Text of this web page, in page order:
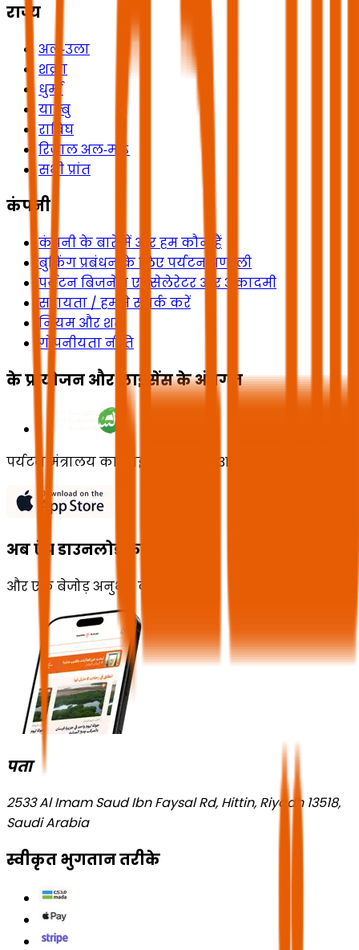
राज्य
अल‑उला
शक्रा
धुर्मा
यान्बु
राबिघ
रिजाल अल‑माऽ
सभी प्रांत
कंपनी
कंपनी के बारे में और हम कौन हैं
बुकिंग प्रबंधन के लिए पर्यटन प्रणाली
पर्यटन बिजनेस एक्सेलेरेटर और अकादमी
सहायता / हमसे संपर्क करें
नियम और शर्तें
गोपनीयता नीति
के प्रायोजन और लाइसेंस के अंतर्गत
पर्यटन मंत्रालय का लाइसेंस संख्या 73102191
अब ऐप डाउनलोड करें
और एक बेजोड़ अनुभव का आनंद लें!
पता
2533 Al Imam Saud Ibn Faysal Rd, Hittin, Riyadh 13518,
Saudi Arabia
स्वीकृत भुगतान तरीके